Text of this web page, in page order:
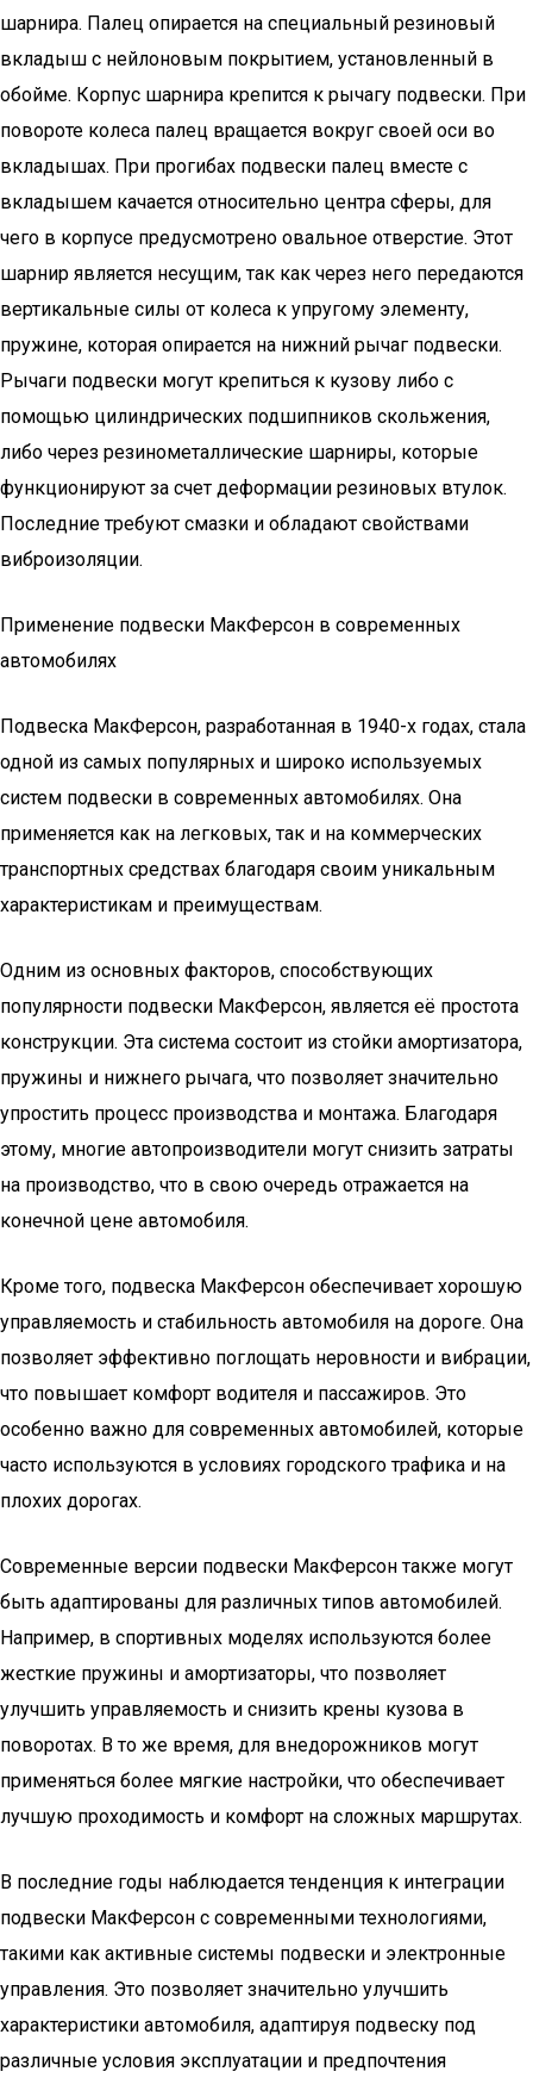
шарнира. Палец опирается на специальный резиновый
вкладыш с нейлоновым покрытием, установленный в
обойме. Корпус шарнира крепится к рычагу подвески. При
повороте колеса палец вращается вокруг своей оси во
вкладышах. При прогибах подвески палец вместе с
вкладышем качается относительно центра сферы, для
чего в корпусе предусмотрено овальное отверстие. Этот
шарнир является несущим, так как через него передаются
вертикальные силы от колеса к упругому элементу,
пружине, которая опирается на нижний рычаг подвески.
Рычаги подвески могут крепиться к кузову либо с
помощью цилиндрических подшипников скольжения,
либо через резинометаллические шарниры, которые
функционируют за счет деформации резиновых втулок.
Последние требуют смазки и обладают свойствами
виброизоляции.
Применение подвески МакФерсон в современных
автомобилях
Подвеска МакФерсон, разработанная в 1940-х годах, стала
одной из самых популярных и широко используемых
систем подвески в современных автомобилях. Она
применяется как на легковых, так и на коммерческих
транспортных средствах благодаря своим уникальным
характеристикам и преимуществам.
Одним из основных факторов, способствующих
популярности подвески МакФерсон, является её простота
конструкции. Эта система состоит из стойки амортизатора,
пружины и нижнего рычага, что позволяет значительно
упростить процесс производства и монтажа. Благодаря
этому, многие автопроизводители могут снизить затраты
на производство, что в свою очередь отражается на
конечной цене автомобиля.
Кроме того, подвеска МакФерсон обеспечивает хорошую
управляемость и стабильность автомобиля на дороге. Она
позволяет эффективно поглощать неровности и вибрации,
что повышает комфорт водителя и пассажиров. Это
особенно важно для современных автомобилей, которые
часто используются в условиях городского трафика и на
плохих дорогах.
Современные версии подвески МакФерсон также могут
быть адаптированы для различных типов автомобилей.
Например, в спортивных моделях используются более
жесткие пружины и амортизаторы, что позволяет
улучшить управляемость и снизить крены кузова в
поворотах. В то же время, для внедорожников могут
применяться более мягкие настройки, что обеспечивает
лучшую проходимость и комфорт на сложных маршрутах.
В последние годы наблюдается тенденция к интеграции
подвески МакФерсон с современными технологиями,
такими как активные системы подвески и электронные
управления. Это позволяет значительно улучшить
характеристики автомобиля, адаптируя подвеску под
различные условия эксплуатации и предпочтения